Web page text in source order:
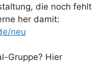
die noch fehlt
her damit:
neu
Gruppe? Hier